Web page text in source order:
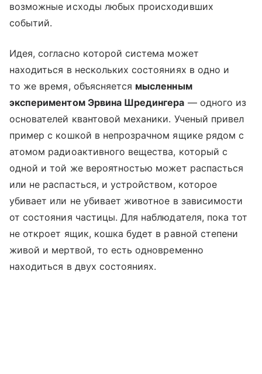
возможные исходы любых происходивших
событий.
Идея, согласно которой система может
находиться в нескольких состояниях в одно и
то же время, объясняется мысленным
экспериментом Эрвина Шредингера — одного из
основателей квантовой механики. Ученый привел
пример с кошкой в непрозрачном ящике рядом с
атомом радиоактивного вещества, который с
одной и той же вероятностью может распасться
или не распасться, и устройством, которое
убивает или не убивает животное в зависимости
от состояния частицы. Для наблюдателя, пока тот
не откроет ящик, кошка будет в равной степени
живой и мертвой, то есть одновременно
находиться в двух состояниях.